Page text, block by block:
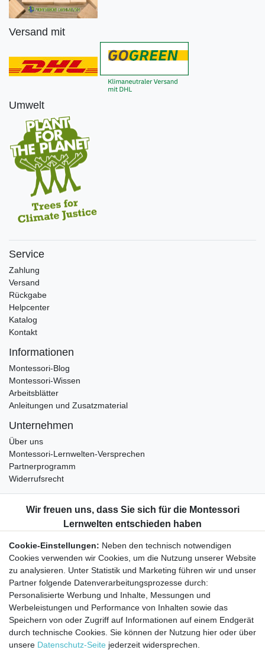
Versand mit
Umwelt
Service
Zahlung
Versand
Rückgabe
Helpcenter
Katalog
Kontakt
Informationen
Montessori-Blog
Montessori-Wissen
Arbeitsblätter
Anleitungen und Zusatzmaterial
Unternehmen
Über uns
Montessori-Lernwelten-Versprechen
Partnerprogramm
Widerrufsrecht
Datenschutzerklärung
Impressum
Aktuelles rund um Montessori-Materialien und
Montessori-Pädagogik.
Kostenfreie wöchentliche Infos
Hiermit bestätige ich, dass ich dieDaten­schutz­erklärunggelesen habe. Sie
Cookie-Einstellungen: Neben den technisch notwendigen
Cookies verwenden wir Cookies, um die Nutzung unserer Website
zu analysieren. Unter Statistik und Marketing führen wir und unser
Partner folgende Datenverarbeitungsprozesse durch:
Personalisierte Werbung und Inhalte, Messungen und
Werbeleistungen und Performance von Inhalten sowie das
Speichern von oder Zugriff auf Informationen auf einem Endgerät
durch technische Cookies. Sie können der Nutzung hier oder über
unsere Datenschutz-Seite jederzeit widersprechen.